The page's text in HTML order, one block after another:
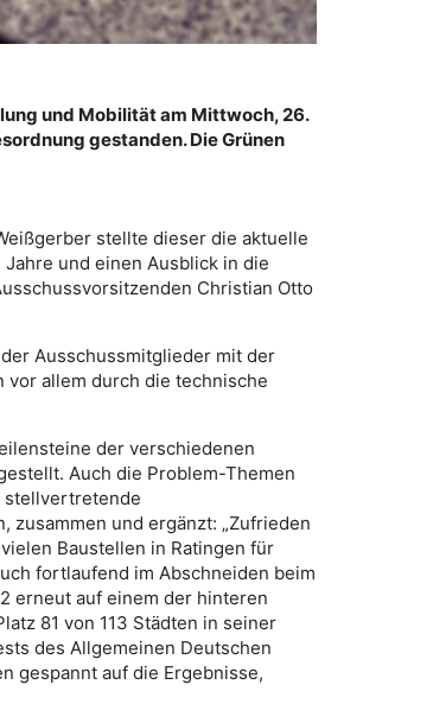
und Mobilität am Mittwoch, 26.
gestanden. Die Grünen
stellte dieser die aktuelle
und einen Ausblick in die
Christian Otto
Ausschussmitglieder mit der
allem durch die technische
der verschiedenen
Auch die Problem-Themen
stellvertretende
zusammen und ergänzt: „Zufrieden
Baustellen in Ratingen für
fortlaufend im Abschneiden beim
erneut auf einem der hinteren
81 von 113 Städten in seiner
des Allgemeinen Deutschen
gespannt auf die Ergebnisse,